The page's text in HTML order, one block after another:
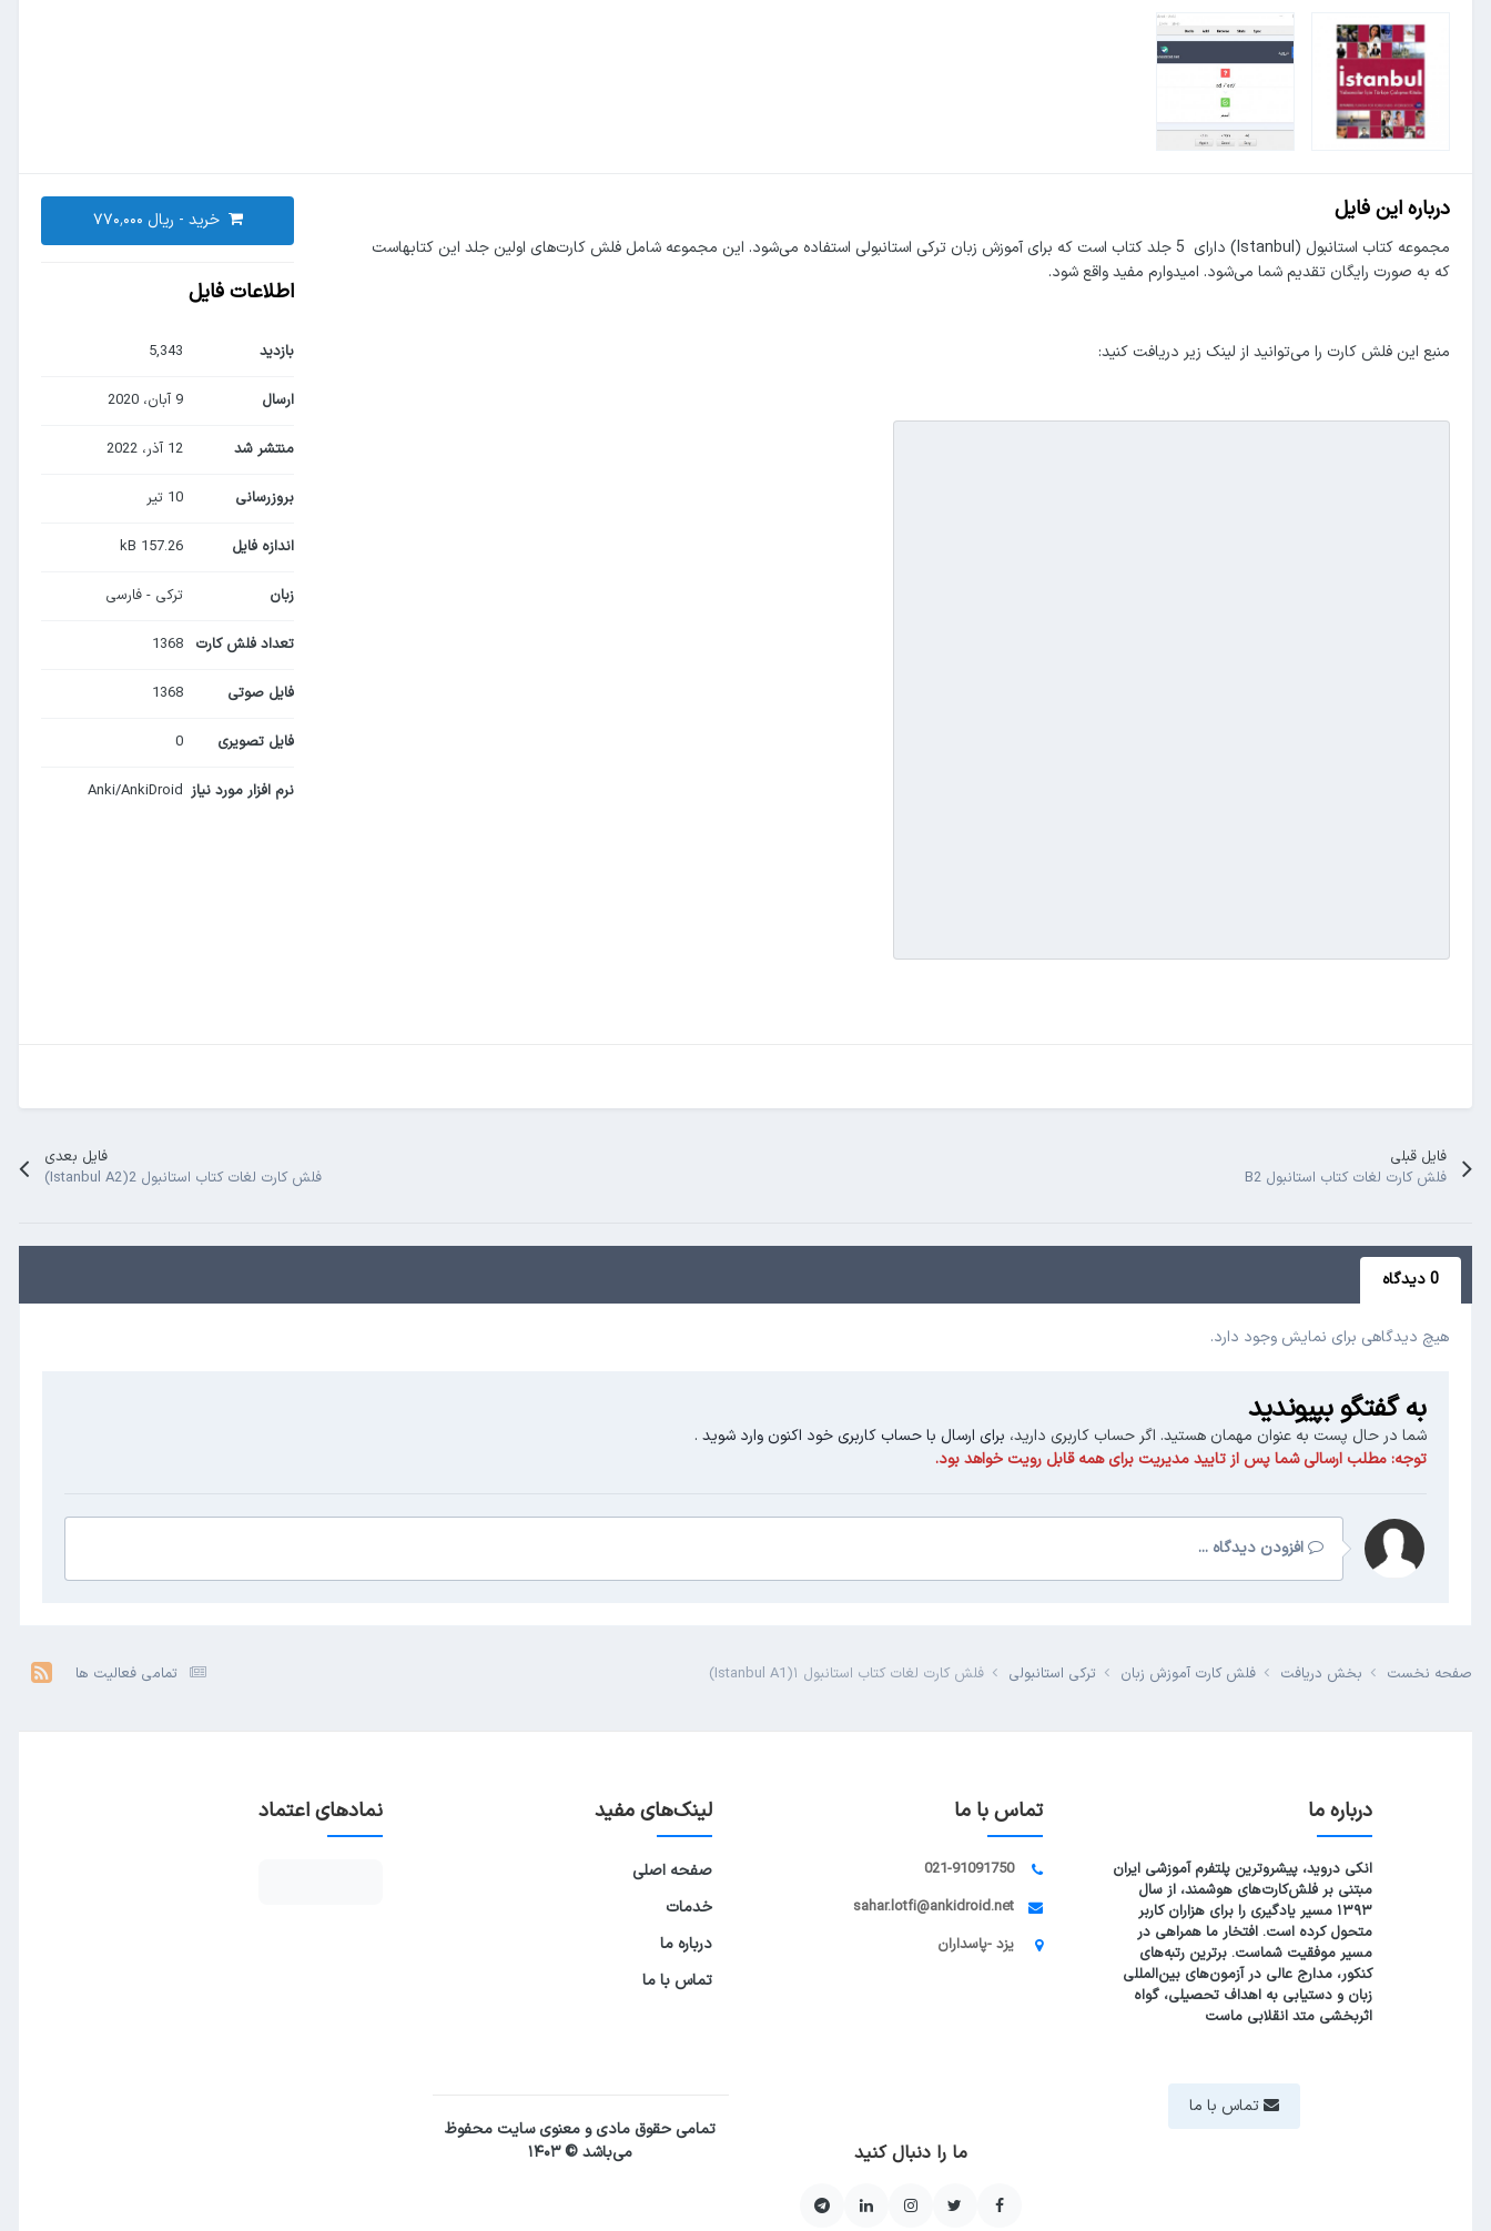
درباره این فایل
مجموعه کتاب استانبول (Istanbul) دارای 5 جلد کتاب است که برای آموزش زبان ترکی استانبولی استفاده می‌شود. این مجموعه شامل فلش کارت‌های اولین جلد این کتابهاست
که به صورت رایگان تقدیم شما می‌شود. امیدوارم مفید واقع شود.
منبع این فلش کارت را می‌توانید از لینک زیر دریافت کنید:
خرید -
اطلاعات فایل
بازدید 5,343
ارسال 9 آبان، 2020
منتشر شد 12 آذر، 2022
بروزرسانی 10 تیر
اندازه فایل 157.26 kB
زبان ترکی - فارسی
تعداد فلش کارت 1368
فایل صوتی 1368
فایل تصویری 0
نرم افزار مورد نیاز Anki/AnkiDroid
فایل قبلی
فلش کارت لغات کتاب استانبول B2
فایل بعدی
فلش کارت لغات کتاب استانبول 2(Istanbul A2)
0 دیدگاه
هیچ دیدگاهی برای نمایش وجود دارد.
به گفتگو بپیوندید
شما در حال پست به عنوان مهمان هستید. اگر حساب کاربری دارید، برای ارسال با حساب کاربری خود اکنون وارد شوید .
توجه:مطلب ارسالی شما پس از تایید مدیریت برای همه قابل رویت خواهد بود.
افزودن دیدگاه ...
تمامی فعالیت ها صفحه نخست بخش دریافت فلش کارت آموزش زبان ترکی استانبولی فلش کارت لغات کتاب استانبول ۱(Istanbul A1)
درباره ما
انکی دروید، پیشروترین پلتفرم آموزشی ایران
مبتنی بر فلش‌کارت‌های هوشمند، از سال
۱۳۹۳ مسیر یادگیری را برای هزاران کاربر
متحول کرده است. افتخار ما همراهی در
مسیر موفقیت شماست. برترین رتبه‌های
کنکور، مدارج عالی در آزمون‌های بین‌المللی
زبان و دستیابی به اهداف تحصیلی، گواه
اثربخشی متد انقلابی ماست
تماس با ما
021-91091750
sahar.lotfi@ankidroid.net
یزد -پاسداران
لینک‌های مفید
صفحه اصلی
خدمات
درباره ما
تماس با ما
نمادهای اعتماد
تماس با ما
ما را دنبال کنید
تمامی حقوق مادی و معنوی سایت محفوظ
می‌باشد © ۱۴۰۳